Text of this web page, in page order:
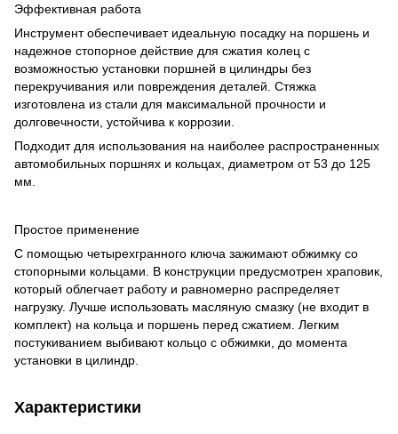
Эффективная работа
Инструмент обеспечивает идеальную посадку на поршень и
надежное стопорное действие для сжатия колец с
возможностью установки поршней в цилиндры без
перекручивания или повреждения деталей. Стяжка
изготовлена из стали для максимальной прочности и
долговечности, устойчива к коррозии.
Подходит для использования на наиболее распространенных
автомобильных поршнях и кольцах, диаметром от 53 до 125
мм.
Простое применение
С помощью четырехгранного ключа зажимают обжимку со
стопорными кольцами. В конструкции предусмотрен храповик,
который облегчает работу и равномерно распределяет
нагрузку. Лучше использовать масляную смазку (не входит в
комплект) на кольца и поршень перед сжатием. Легким
постукиванием выбивают кольцо с обжимки, до момента
установки в цилиндр.
Характеристики